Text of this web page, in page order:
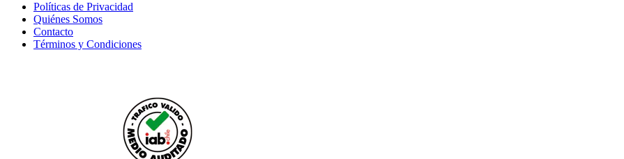
Políticas de Privacidad
Quiénes Somos
Contacto
Términos y Condiciones